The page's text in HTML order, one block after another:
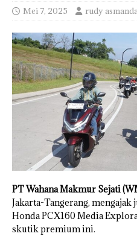
Mei 7, 2025 rudy
PT Wahana Makmur Sejati
Jakarta-Tangerang,
Honda PCX160 Media
skutik premium ini.